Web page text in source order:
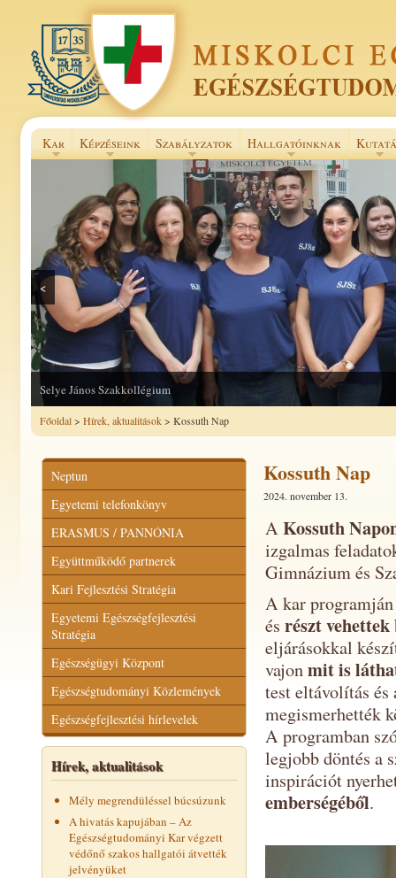
Kar Képzéseink Szabályzatok Hallgatóinknak
Selye János Szakkollégium
<
Főoldal> Hírek, aktualitások> Kossuth Nap
Neptun
Egyetemi telefonkönyv
ERASMUS / PANNÓNIA
Együttműködő partnerek
Kari Fejlesztési Stratégia
Egyetemi Egészségfejlesztési
Stratégia
Egészségügyi Központ
Egészségtudományi Közlemények
Egészségfejlesztési hírlevelek
Hírek, aktualitások
Mély megrendüléssel búcsúzunk
A hivatás kapujában – Az
Egészségtudományi Kar végzett
védőnő szakos hallgatói átvették
jelvényüket
Kossuth Nap
2024. november 13.
AKossuth
izgalmas
Gimnázium és
A kar programján
és részt
eljárásokkal
vajonmit is
test eltávolítás
megismerhették
A programban
legjobb döntés a
inspirációt
emberségéből.